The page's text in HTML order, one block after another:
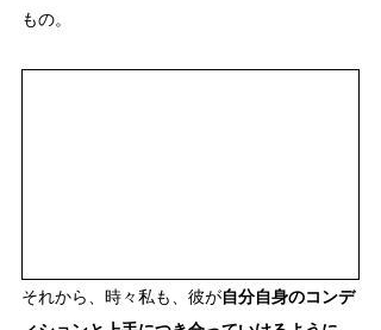
もの。
それから、時々私も、彼が自分自身のコンデ